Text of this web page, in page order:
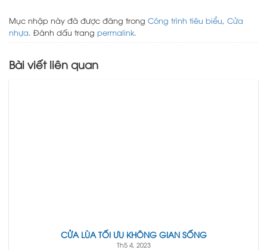
Mục nhập này đã được đăng trong Công trình tiêu biểu, Cửa
nhựa. Đánh dấu trang permalink.
Bài viết liên quan
CỬA LÙA TỐI ƯU KHÔNG GIAN SỐNG
Th5 4, 2023